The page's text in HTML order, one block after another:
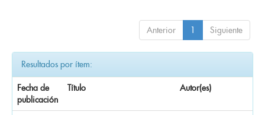
Anterior 1 Siguiente
Resultados por ítem:
Fecha de
publicación
Título Autor(es)